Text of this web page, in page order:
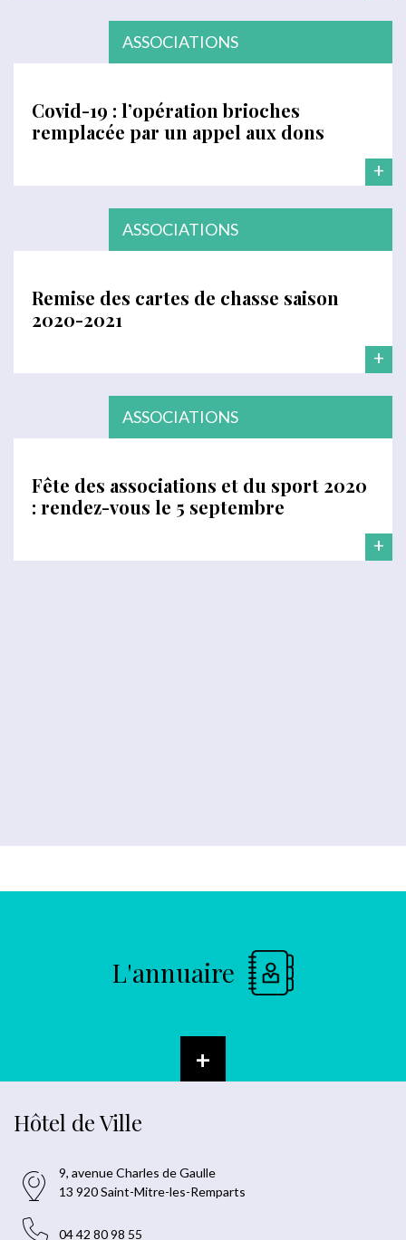
ASSOCIATIONS
Covid-19 : l’opération brioches
remplacée par un appel aux dons
+
ASSOCIATIONS
Remise des cartes de chasse saison
2020-2021
+
ASSOCIATIONS
Fête des associations et du sport 2020
: rendez-vous le 5 septembre
+
L'annuaire
+
Hôtel de Ville
9, avenue Charles de Gaulle
13 920 Saint-Mitre-les-Remparts
04 42 80 98 55